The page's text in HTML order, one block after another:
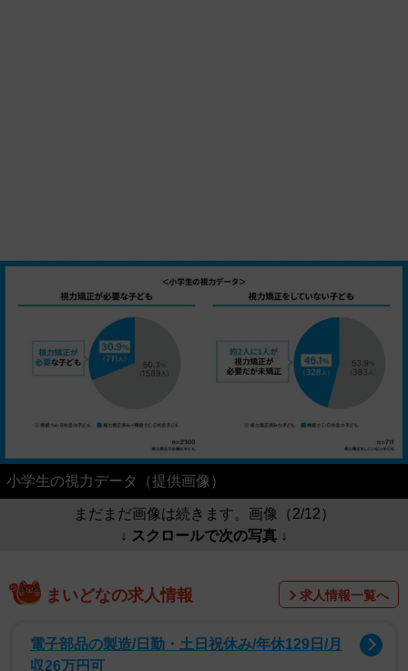
小学生の視力データ（提供画像）
まだまだ画像は続きます。画像（2/12）
↓ スクロールで次の写真 ↓
まいどなの求人情報 求人情報一覧へ
電子部品の製造/日勤・土日祝休み/年休129日/月
収26万円可